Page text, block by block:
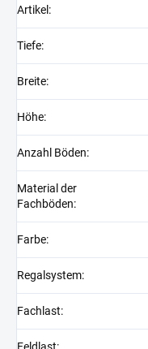
Artikel :
Tiefe:
Breite:
Höhe:
Anzahl Böden:
Material der
Fachböden:
Farbe:
Regalsystem:
Fachlast: